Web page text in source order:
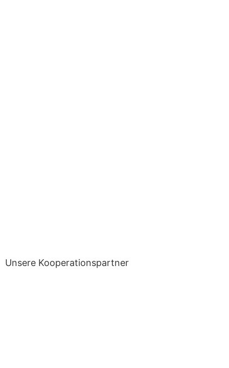
Unsere Kooperationspartner